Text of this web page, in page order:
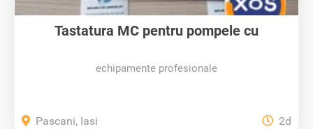
Tastatura MC pentru pompele cu
echipamente profesionale
Pascani, Iasi 2d